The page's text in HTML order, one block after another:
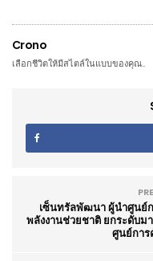
Crono
เลือกชีวิตให้มีสไตล์ในแบบของคุณ..
เซ็นทรัลพัฒนา ผู้นำศูนย์
พลังงานช่วยชาติ ยกระดับ
ศูนย์การ